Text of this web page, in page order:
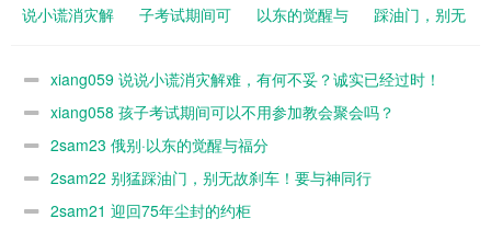
说小谎消灾解
子考试期间可
会聚会吗？
以东的觉醒与
踩油门，别无
神同行
xiang059 说说小谎消灾解难，有何不妥？诚实已经过时！
xiang058 孩子考试期间可以不用参加教会聚会吗？
2sam23 俄别·以东的觉醒与福分
2sam22 别猛踩油门，别无故刹车！要与神同行
2sam21 迎回75年尘封的约柜